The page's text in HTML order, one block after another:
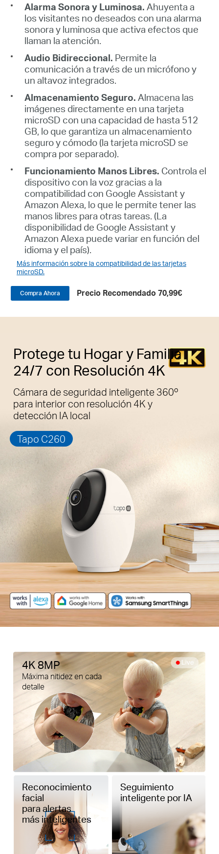
Alarma Sonora y Luminosa. Ahuyenta a
los visitantes no deseados con una alarma
sonora y luminosa que activa efectos que
llaman la atención.
Audio Bidireccional. Permite la
comunicación a través de un micrófono y
un altavoz integrados.
Almacenamiento Seguro. Almacena las
imágenes directamente en una tarjeta
microSD con una capacidad de hasta 512
GB, lo que garantiza un almacenamiento
seguro y cómodo (la tarjeta microSD se
compra por separado).
Funcionamiento Manos Libres. Controla el
dispositivo con la voz gracias a la
compatibilidad con Google Assistant y
Amazon Alexa, lo que le permite tener las
manos libres para otras tareas. (La
disponibilidad de Google Assistant y
Amazon Alexa puede variar en función del
idioma y el país).
Más información sobre la compatibilidad de las tarjetas
microSD.
Compra Ahora Precio Recomendado 70,99€
Protege tu Hogar y Familia
24/7 con Resolución 4K
Cámara de seguridad inteligente 360º
para interior con resolución 4K y
detección IA local
Tapo C260
4K 8MP
Máxima nitidez en cada
detalle
Reconocimiento
facial
para alertas
más inteligentes
Seguimiento
inteligente por IA